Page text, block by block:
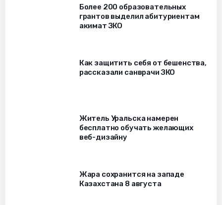
Более 200 образовательных
грантов выделил абитуриентам
акимат ЗКО
Как защитить себя от бешенства,
рассказали санврачи ЗКО
Житель Уральска намерен
бесплатно обучать желающих
веб-дизайну
Жара сохранится на западе
Казахстана 8 августа